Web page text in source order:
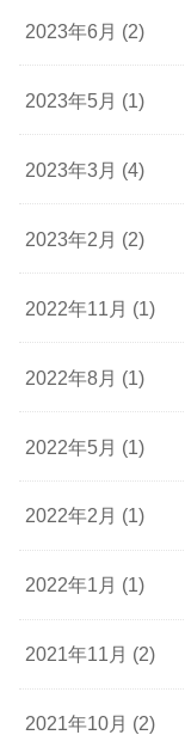
2023年6月 (2)
2023年5月 (1)
2023年3月 (4)
2023年2月 (2)
2022年11月 (1)
2022年8月 (1)
2022年5月 (1)
2022年2月 (1)
2022年1月 (1)
2021年11月 (2)
2021年10月 (2)